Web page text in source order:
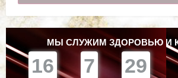
МЫ СЛУЖИМ ЗДОРОВЬЮ И
16 7 29